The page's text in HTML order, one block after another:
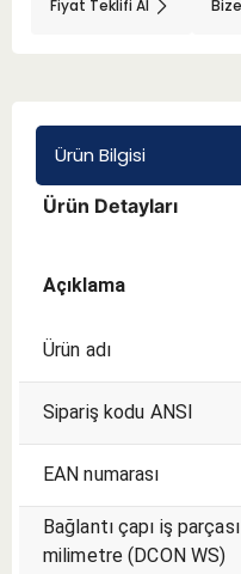
Fiyat Teklifi Al
Ürün Bilgisi
Ürün Detayları
Açıklama
Ürün adı
Sipariş kodu ANSI
EAN numarası
Bağlantı çapı iş
milimetre (DCON WS)